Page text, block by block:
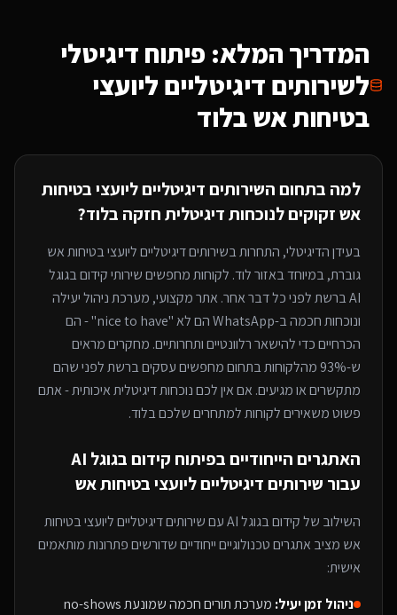
המדריך המלא: פיתוח דיגיטלי
לשירותים דיגיטליים ליועצי
בטיחות אשבלוד
למה בתחום השירותים דיגיטליים ליועצי בטיחות
אשזקוקים לנוכחות דיגיטלית חזקה בלוד?
בעידן הדיגיטלי, התחרות בשירותים דיגיטליים ליועצי בטיחות אש
גוברת, במיוחדבאזור לוד. לקוחות מחפשים שירותיקידום בגוגל
AIברשת לפני כל דבר אחר. אתר מקצועי, מערכת ניהול יעילה
ונוכחות חכמה ב-WhatsApp הם לא "nice to have" - הם
הכרחיים כדי להישאר רלוונטיים ותחרותיים. מחקרים מראים
ש-93% מהלקוחות בתחום מחפשים עסקים ברשת לפני שהם
מתקשרים או מגיעים. אם אין לכם נוכחות דיגיטלית איכותית - אתם
פשוט משאירים לקוחות למתחריםשלכם בלוד.
האתגרים הייחודיים בפיתוח קידום בגוגל AI
עבור שירותים דיגיטליים ליועצי בטיחות אש
השילוב שלקידום בגוגל AI עםשירותים דיגיטליים ליועצי בטיחות
אש מציב אתגרים טכנולוגיים ייחודיים שדורשים פתרונות מותאמים
אישית:
ניהול זמן יעיל:
מערכת תורים חכמה שמונעת no-shows